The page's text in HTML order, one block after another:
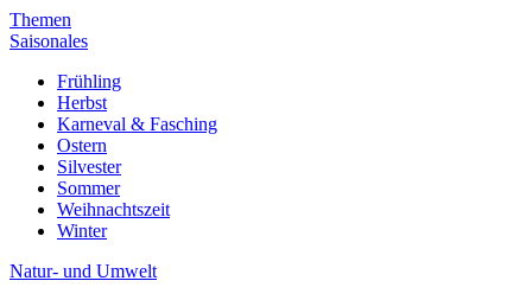
Themen
Saisonales
Frühling
Herbst
Karneval & Fasching
Ostern
Silvester
Sommer
Weihnachtszeit
Winter
Natur- und Umwelt